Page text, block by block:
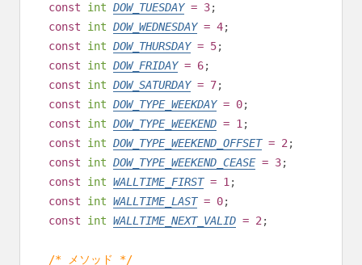
const
int DOW_TUESDAY= 3;
const
int DOW_WEDNESDAY= 4;
const
int DOW_THURSDAY= 5;
const
int DOW_FRIDAY= 6;
const
int DOW_SATURDAY= 7;
const
int DOW_TYPE_WEEKDAY= 0;
const
int DOW_TYPE_WEEKEND = 1 ;
const
int DOW_TYPE_WEEKEND_OFFSET= 2 ;
const
int DOW_TYPE_WEEKEND_CEASE= 3;
const
int WALLTIME_FIRST= 1 ;
const
int WALLTIME_LAST= 0;
const
int WALLTIME_NEXT_VALID = 2 ;
/* メソッド */